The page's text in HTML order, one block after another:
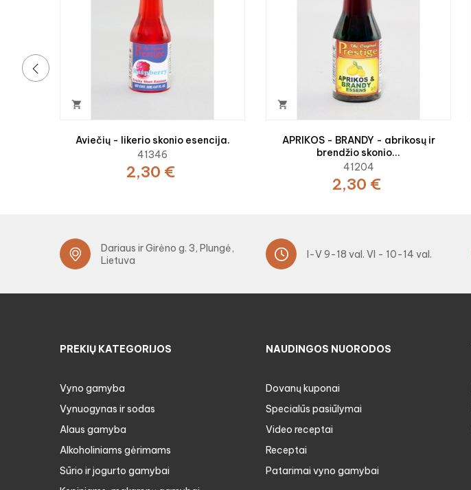

Aviečių - likerio skonio esencija.
41346
2,30 €

APRIKOS - BRANDY - abrikosų ir
brendžio skonio...
41204
2,30 €
Dariaus ir Girėno g. 3, Plungė,
Lietuva
I-V 9-18 val. VI - 10-14 val.
PREKIŲ KATEGORIJOS
Vyno gamyba
Vynuogynas ir sodas
Alaus gamyba
Alkoholiniams gėrimams
Sūrio ir jogurto gamybai
NAUDINGOS NUORODOS
Dovanų kuponai
Specialūs pasiūlymai
Video receptai
Receptai
Patarimai vyno gamybai